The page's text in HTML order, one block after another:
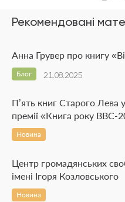
Рекомендовані
Анна Грувер про книгу
21.08.2025
Блог
П’ять книг Старого Лева
премії «Книга року ВВС-
Новина
Центр громадянських
імені Ігоря Козловського
Новина